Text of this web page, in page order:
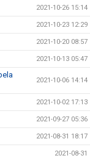
2021-10-26 15:14
2021-10-23 12:29
2021-10-20 08:57
2021-10-13 05:47
2021-10-06 14:14
2021-10-02 17:13
2021-09-27 05:36
2021-08-31 18:17
2021-08-31